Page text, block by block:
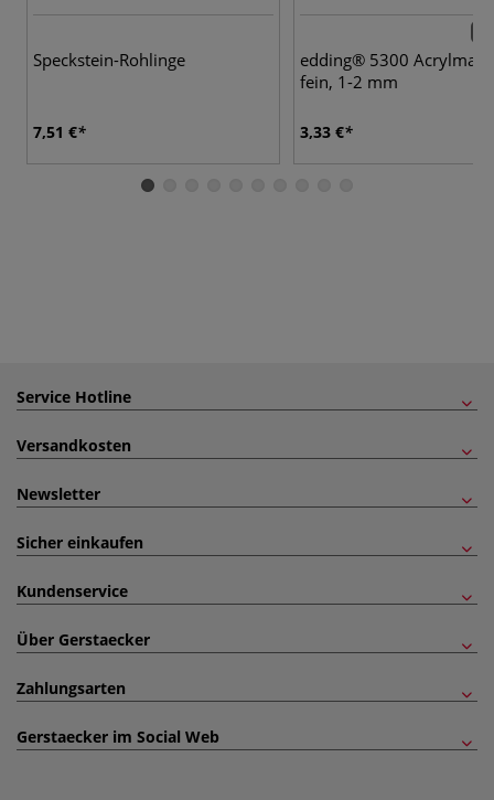
Speckstein-Rohlinge
7,51 €
edding® 5300
fein, 1-2 mm
3,33 €
Service Hotline
Versandkosten
Newsletter
Sicher einkaufen
Kundenservice
Über Gerstaecker
Zahlungsarten
Gerstaecker im Social Web